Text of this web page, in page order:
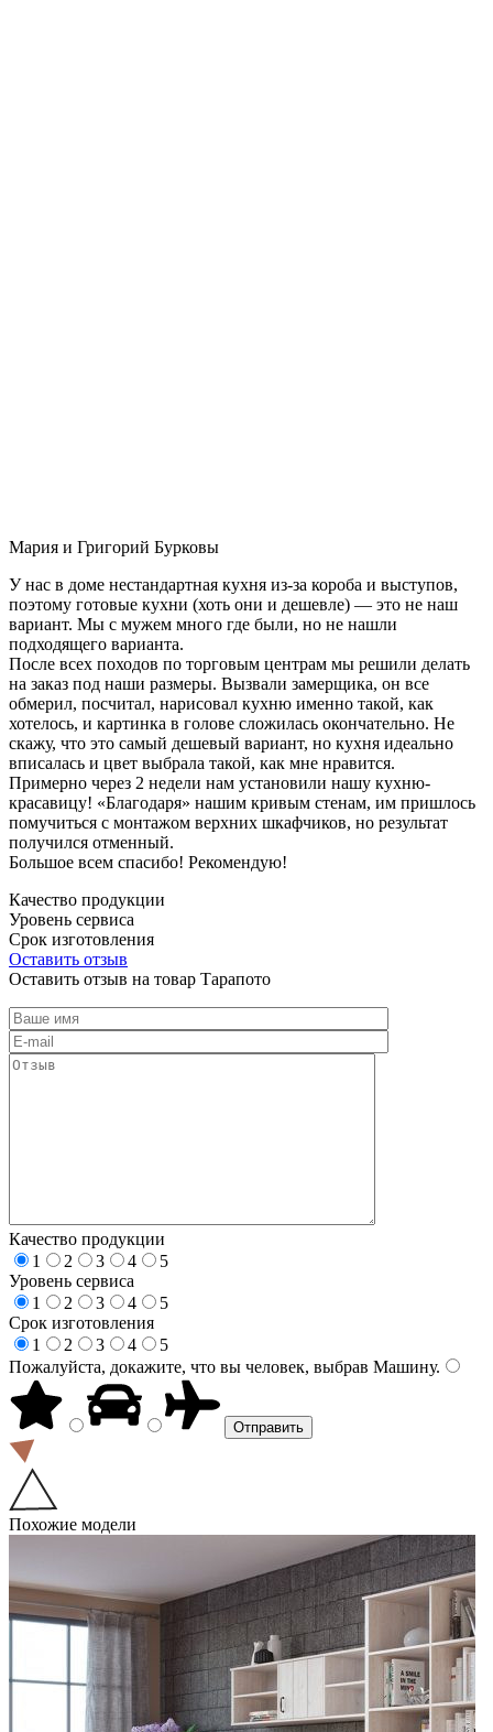
Мария и Григорий Бурковы
У нас в доме нестандартная кухня из-за короба и выступов,
поэтому готовые кухни (хоть они и дешевле) — это не наш
вариант. Мы с мужем много где были, но не нашли
подходящего варианта.
После всех походов по торговым центрам мы решили делать
на заказ под наши размеры. Вызвали замерщика, он все
обмерил, посчитал, нарисовал кухню именно такой, как
хотелось, и картинка в голове сложилась окончательно. Не
скажу, что это самый дешевый вариант, но кухня идеально
вписалась и цвет выбрала такой, как мне нравится.
Примерно через 2 недели нам установили нашу кухню-
красавицу! «Благодаря» нашим кривым стенам, им пришлось
помучиться с монтажом верхних шкафчиков, но результат
получился отменный.
Большое всем спасибо! Рекомендую!
Качество продукции
Уровень сервиса
Срок изготовления
Оставить отзыв
Оставить отзыв на товар Тарапото
Качество продукции
1
2 3 4
5
Уровень сервиса
1
2 3 4
5
Срок изготовления
1
2 3 4
5
Пожалуйста, докажите, что вы человек, выбрав Машину.
Похожие модели